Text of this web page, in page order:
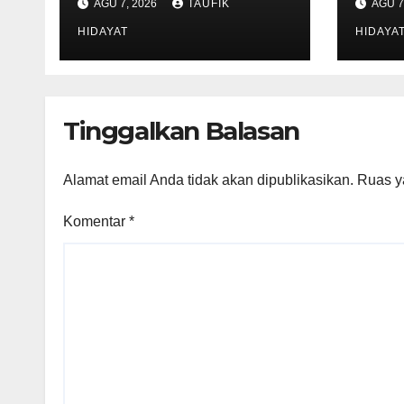
Cengkareng Timur,
Warga Didorong
Manfaatkan untuk
AGU 7, 2026 TAUFIK
HIDAYAT
AGU
HIDAYAT
Tinggalkan Balasan
Alamat email Anda tidak akan dipublikasikan. Ruas
Komentar *